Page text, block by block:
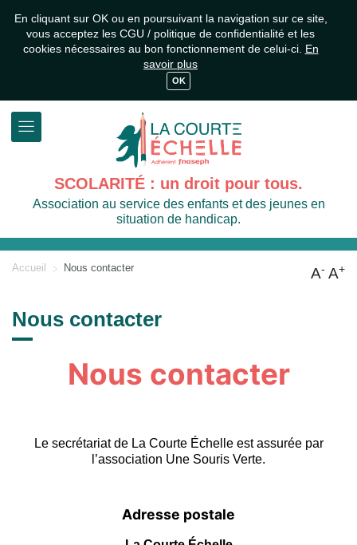
En cliquant sur OK ou en poursuivant la navigation sur ce site,
vous acceptez les CGU / politique de confidentialité et les
cookies nécessaires au bon fonctionnement de celui-ci. En
savoir plus
OK
SCOLARITÉ : un droit pour tous.
Association au service des enfants et des jeunes en
situation de handicap.
Accueil Nous contacter A- A+
Nous contacter
Nous contacter
Le secrétariat de La Courte Échelle est assurée par
l’association Une Souris Verte.
Adresse postale